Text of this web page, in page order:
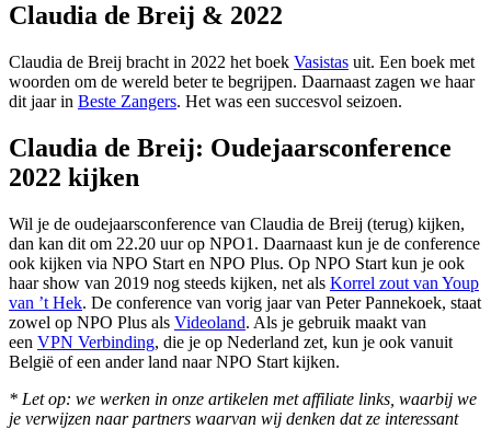
Claudia de Breij & 2022
Claudia de Breij bracht in 2022 het boek Vasistas uit. Een boek met
woorden om de wereld beter te begrijpen. Daarnaast zagen we haar
dit jaar in Beste Zangers. Het was een succesvol seizoen.
Claudia de Breij: Oudejaarsconference
2022 kijken
Wil je de oudejaarsconference van Claudia de Breij (terug) kijken,
dan kan dit om 22.20 uur op NPO1. Daarnaast kun je de conference
ook kijken via NPO Start en NPO Plus. Op NPO Start kun je ook
haar show van 2019 nog steeds kijken, net als Korrel zout van Youp
van ’t Hek. De conference van vorig jaar van Peter Pannekoek, staat
zowel op NPO Plus als Videoland. Als je gebruik maakt van
een VPN Verbinding, die je op Nederland zet, kun je ook vanuit
België of een ander land naar NPO Start kijken.
* Let op: we werken in onze artikelen met affiliate links, waarbij we
je verwijzen naar partners waarvan wij denken dat ze interessant